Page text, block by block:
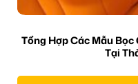
Tổng Hợp Các Mẫu Bọc
Tại